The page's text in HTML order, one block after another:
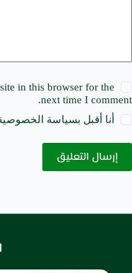
in this browser for the
next time I comment.
أنا أقبل بسياسة
إرسال التعليق